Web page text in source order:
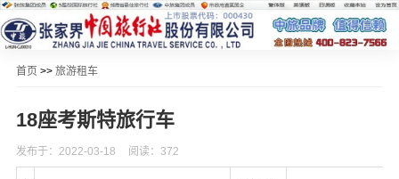
首页 >> 旅游租车
18座考斯特旅行车
发布于：2022-03-18 阅读：372